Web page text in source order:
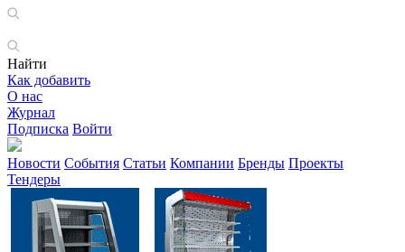
Найти
Как добавить
О нас
Журнал
Подписка Войти
Новости События Статьи Компании Бренды Проекты
Тендеры